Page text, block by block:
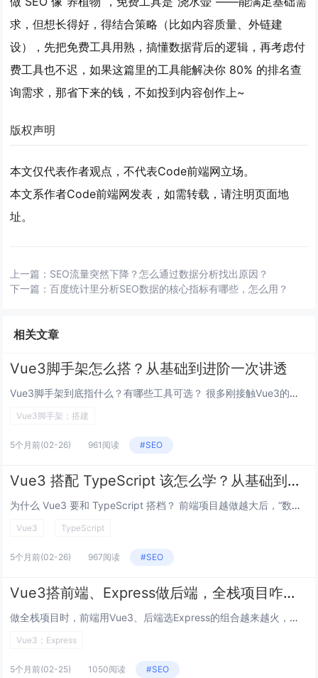
求，但想长得好，得结合策略（比如内容质量、外链建
设），先把免费工具用熟，搞懂数据背后的逻辑，再考虑付
费工具也不迟，如果这篇里的工具能解决你 80% 的排名查
询需求，那省下来的钱，不如投到内容创作上~
版权声明
本文仅代表作者观点，不代表Code前端网立场。
本文系作者Code前端网发表，如需转载，请注明页面地
址。
上一篇： SEO流量突然下降？怎么通过数据分析找出原因？
下一篇：百度统计里分析SEO数据的核心指标有哪些，怎么用？
相关文章
Vue3脚手架怎么搭？从基础到进阶一次讲透
Vue3脚手架到底指什么？有哪些工具可选？ 很多刚接触Vue3的同学会问：“脚手架”听着抽象，到底是啥？简单说，脚手架...
Vue3脚手架；搭建
5个月前(02-26) 961阅读 #SEO
Vue3 搭配 TypeScript 该怎么学？从基础到实战的问答手册
为什么 Vue3 要和 TypeScript 搭档？ 前端项目越做越大后，“数据该是什么样”很容易混乱，TypeScr...
Vue3 TypeScript
5个月前(02-26) 967阅读 #SEO
Vue3搭前端、Express做后端，全栈项目咋玩得转？
做全栈项目时，前端用Vue3、后端选Express的组合越来越火，但从技术选型到部署上线，新手常犯懵：咋初始化项目？前后...
Vue3；Express
5个月前(02-25) 1050阅读 #SEO